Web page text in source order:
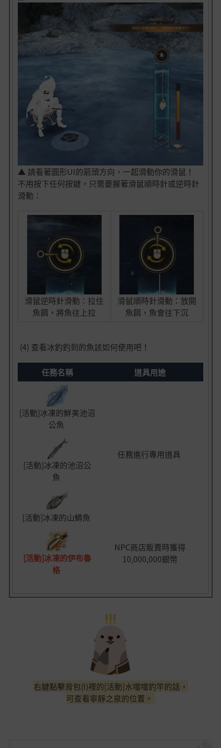
▲ 請看著圓形UI的箭頭方向，一起滑動你的滑鼠！
不用按下任何按鍵，只需要握著滑鼠順時針或逆時針
滑動：
滑鼠逆時針滑動：拉住
魚餌，將魚往上拉
滑鼠順時針滑動：放開
魚餌，魚會往下沉
(4) 查看冰釣釣到的魚該如何使用吧！
任務名稱 道具用途
[活動]冰凍的鮮美池沼
公魚
任務進行專用道具
[活動]冰凍的池沼公
魚
[活動]冰凍的山鱒魚
[活動]冰凍的伊布魯
格
NPC商店販賣時獲得
10,000,000銀幣
右鍵點擊背包(I)裡的[活動]水噹噹釣竿的話，
可查看寧靜之泉的位置。